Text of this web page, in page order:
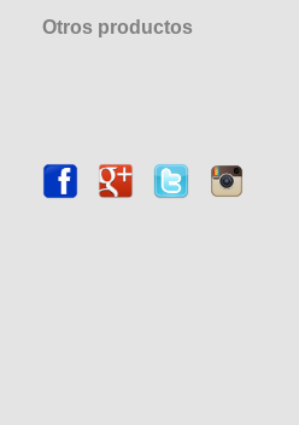
Otros productos